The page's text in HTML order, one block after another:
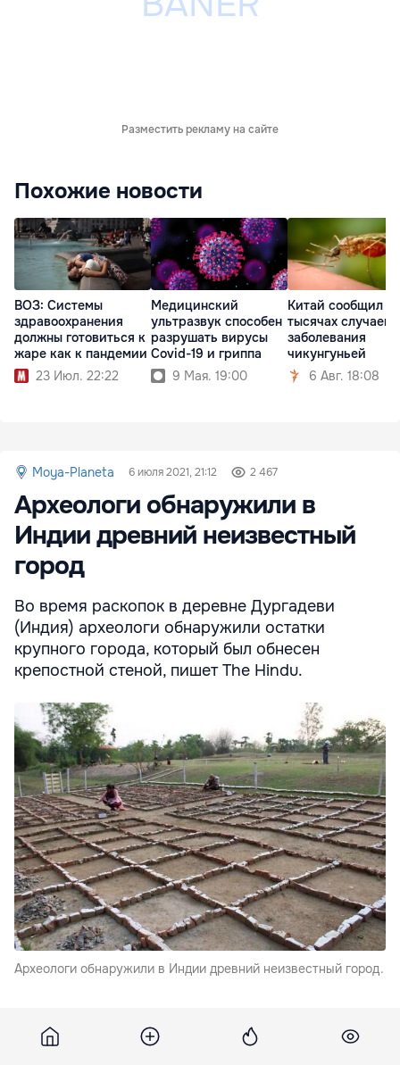
Разместить рекламу на сайте
Похожие новости
ВОЗ: Системы
здравоохранения
должны готовиться к
жаре как к пандемии
23 Июл. 22:22
Медицинский
ультразвук способен
разрушать вирусы
Covid-19 и гриппа
9 Мая. 19:00
Китай сообщил о
тысячах случаев
заболевания
чикунгуньей
6 Авг. 18:08
Moya-Planeta 6 июля 2021, 21:12 2 467
Археологи обнаружили в
Индии древний неизвестный
город
Во время раскопок в деревне Дургадеви
(Индия) археологи обнаружили остатки
крупного города, который был обнесен
крепостной стеной, пишет The Hindu.
Археологи обнаружили в Индии древний неизвестный город.
которые хорошо прослеживаются. Первый из них